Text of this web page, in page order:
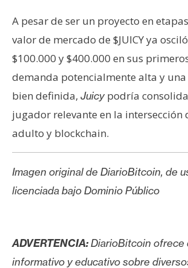
A pesar de ser un proyecto en
valor de mercado de $JUICY ya
$100.000 y $400.000 en sus
demanda potencialmente alta y
bien definida, Juicypodría
jugador relevante en la intersección
adulto y blockchain.
Imagen original de DiarioBitcoin, de
licenciada bajo Dominio Público
ADVERTENCIA:DiarioBitcoin ofrece
informativo y educativo sobre